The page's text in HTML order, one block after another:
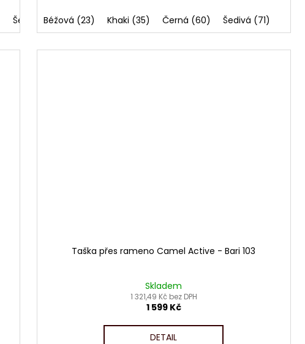
Šedivá (71)Béžová (23) Khaki (35) Černá (60) Šedivá (71)
Taška přes rameno Camel Active - Bari 103
Skladem
1 321,49 Kč bez DPH
1 599 Kč
DETAIL